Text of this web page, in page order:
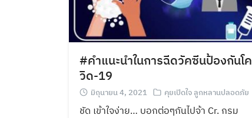
#คำแนะนำในการฉีดวัคซีนป้องกันโค
วิด-19
มิถุนายน 4, 2021 คุยเปิดใจ ลูกหลานปลอดภัย
ชัด เข้าใจง่าย… บอกต่อๆกันไปจ้า Cr. กรม